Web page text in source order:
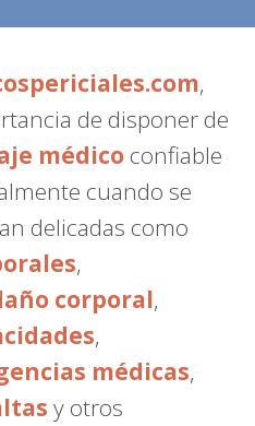
,
de disponer de
médico confiable
cuando se
delicadas como
,
corporal,
,
médicas,
y otros